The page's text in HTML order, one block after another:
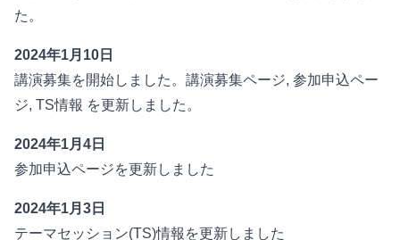
た。
2024年1月10日
講演募集を開始しました。 講演募集ページ, 参加申込ペー
ジ, TS情報 を更新しました。
2024年1月4日
参加申込ページを更新しました
2024年1月3日
テーマセッション(TS)情報 を更新しました